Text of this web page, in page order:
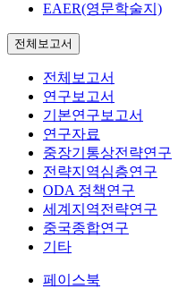
EAER(영문학술지)
전체보고서
전체보고서
연구보고서
기본연구보고서
연구자료
중장기통상전략연구
전략지역심층연구
ODA 정책연구
세계지역전략연구
중국종합연구
기타
페이스북